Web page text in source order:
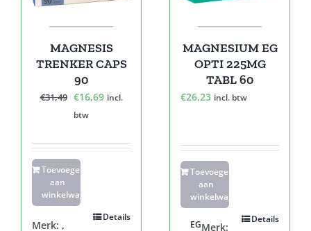
MAGNESIS
TRENKER CAPS
90
€31,49 Oorspronkelijke
prijs
€31,49.
€16,69Huidige
€16,69.
incl.
btw
Toevoegen
aan
winkelwagen
Details
Merk: ,
MAGNESIUM EG
OPTI 225MG
TABL 60
€26,23 incl. btw
Toevoegen
aan
winkelwagen
Details
Merk:
EG